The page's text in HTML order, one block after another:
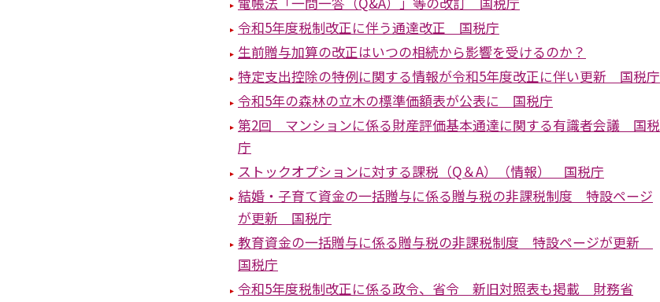
令和5年度税制改正に伴う通達改正 国税庁
生前贈与加算の改正はいつの相続から影響を受けるのか？
特定支出控除の特例に関する情報が令和5年度改正に伴い更新 国税庁
令和5年の森林の立木の標準価額表が公表に 国税庁
第2回 マンションに係る財産評価基本通達に関する有識者会議 国税
庁
ストックオプションに対する課税（Q＆A）（情報） 国税庁
結婚・子育て資金の一括贈与に係る贈与税の非課税制度 特設ページ
が更新 国税庁
教育資金の一括贈与に係る贈与税の非課税制度 特設ページが更新
国税庁
令和5年度税制改正に係る政令、省令 新旧対照表も掲載 財務省